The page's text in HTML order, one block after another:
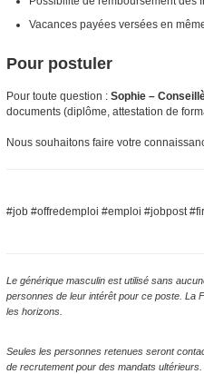
Vacances payées versées en
Pour postuler
Pour toute question : Sophie –
documents (diplôme, attestation de
Nous souhaitons faire votre
#job #offredemploi #emploi #jobpost
Le générique masculin est utilisé sans
personnes de leur intérêt pour ce poste. La
les horizons.
Seules les personnes retenues seront
de recrutement pour des mandats ultérieurs.